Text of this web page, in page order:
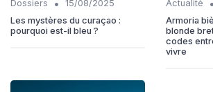
Dossiers •
15/08/2025
Les mystères du curaçao :
pourquoi est-il bleu ?
Actualité •
Armoria
blonde
codes
vivre